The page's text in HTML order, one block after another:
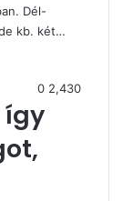
Dél-
kb. két…
0 2,430
így